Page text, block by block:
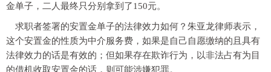
金单子，二人最终只分别拿到了150元。
求职者签署的安置金单子的法律效力如何？朱亚龙律师表示，
这个安置金的性质为中介服务费，如果是自己自愿缴纳的且具有
法律效力的话是有效的；但如果存在欺诈行为，以非法占有为目
的借机收取安置金的话，则可能涉嫌犯罪。